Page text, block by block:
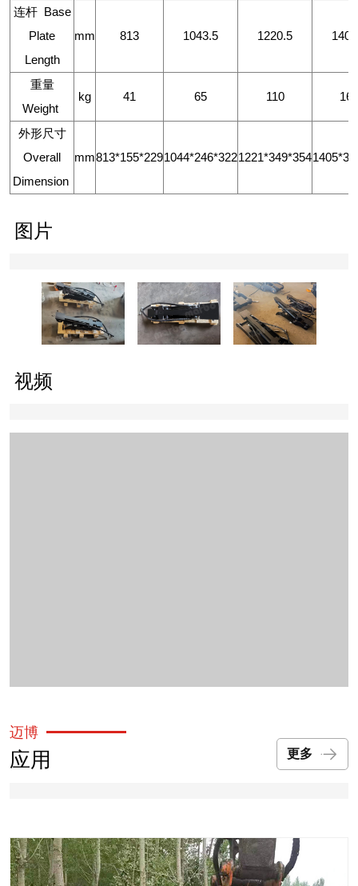
连杆 Base
Plate
Length
mm 813 1043.5 1220.5
重量
Weight
kg 41 65 110 165
外形尺寸
Overall
Dimension
mm813*155*2291044*246*3221221*349*354
图片
视频
迈博
应用 更多